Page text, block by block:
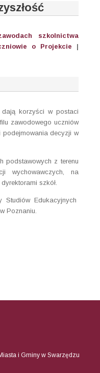
szkolnictwa
o Projekcie |
dają korzyści w postaci
zawodowego uczniów
podejmowania decyzji w
podstawowych z terenu
wychowawczych, na
szkół.
Studiów Edukacyjnych
Poznaniu.
i Gminy w Swarzędzu